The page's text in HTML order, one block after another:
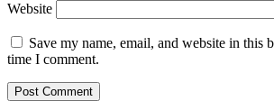
Website
Save my name, email, and website in this
time I comment.